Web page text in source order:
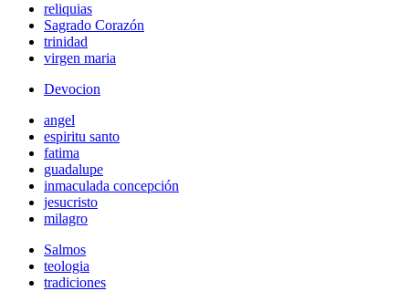
reliquias
Sagrado Corazón
trinidad
virgen maria
Devocion
angel
espiritu santo
fatima
guadalupe
inmaculada concepción
jesucristo
milagro
Salmos
teologia
tradiciones